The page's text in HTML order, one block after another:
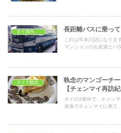
長距離バスに乗っ
これは年末の話になりま
マンションのお友達とパ
タイで観光
執念のマンゴーチ
【チェンマイ再訪
タイの3連休で、チェン
達旅でチェンマイに来て